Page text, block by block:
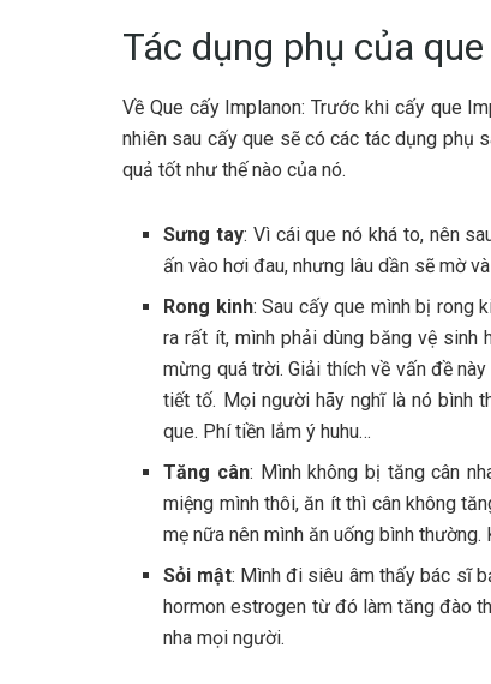
Tác dụng phụ của
Về Que cấy Implanon: Trước khi cấy que
nhiên sau cấy que sẽ có các tác dụng phụ
quả tốt như thế nào của nó.
Sưng tay: Vì cái que nó khá to, nên
ấn vào hơi đau, nhưng lâu dần sẽ mờ
Rong kinh: Sau cấy que mình bị rong
ra rất ít, mình phải dùng băng vệ sinh
mừng quá trời. Giải thích về vấn đề
tiết tố. Mọi người hãy nghĩ là nó bình
que. Phí tiền lắm ý huhu…
Tăng cân: Mình không bị tăng cân
miệng mình thôi, ăn ít thì cân không
mẹ nữa nên mình ăn uống bình thường.
Sỏi mật: Mình đi siêu âm thấy bác sĩ
hormon estrogen từ đó làm tăng đào
nha mọi người.